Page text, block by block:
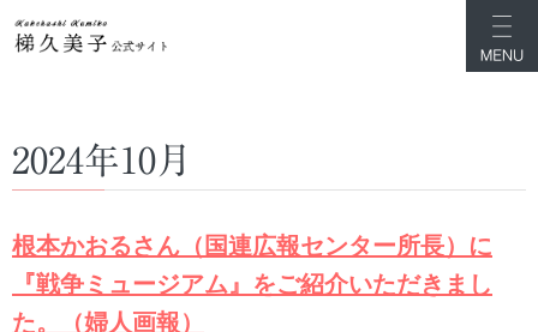
2024年10月
根本かおるさん（国連広報センター所長）に
『戦争ミュージアム』をご紹介いただきまし
た。（婦人画報）